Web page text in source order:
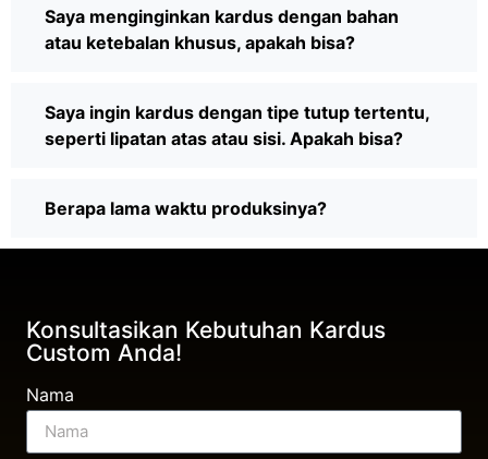
Saya menginginkan kardus dengan bahan
atau ketebalan khusus, apakah bisa?
Saya ingin kardus dengan tipe tutup tertentu,
seperti lipatan atas atau sisi. Apakah bisa?
Berapa lama waktu produksinya?
Konsultasikan Kebutuhan Kardus
Custom Anda!
Nama